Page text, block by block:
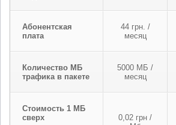
Абонентская
плата
44 грн. /
месяц
Количество МБ
трафика в пакете
5000 МБ /
месяц
Стоимость 1 МБ
сверх
0,02 грн /